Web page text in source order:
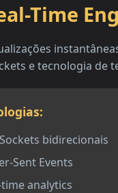
Time
e tecnologia de
bidirecionais
Sent Events
time analytics